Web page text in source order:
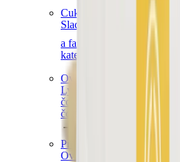
Cukrovinky a želé
Sladkosti bez cukru
Slaný
a fazolky
kategorie
Ovoce v čokoládě
Lyofilizované ovoce v
čokoládě
Ovoce v mléčné
čokoládě a jogurtu
Prémiové čokolády
Ovocná čokoláda
Slaný